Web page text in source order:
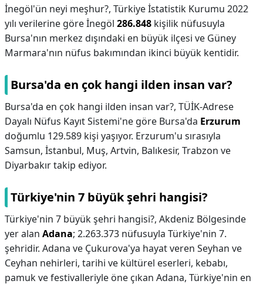
İnegöl'ün neyi meşhur?, Türkiye İstatistik Kurumu 2022
yılı verilerine göre İnegöl 286.848 kişilik nüfusuyla
Bursa'nın merkez dışındaki en büyük ilçesi ve Güney
Marmara'nın nüfus bakımından ikinci büyük kentidir.
Bursa'da en çok hangi ilden insan var?
Bursa'da en çok hangi ilden insan var?, TÜİK-Adrese
Dayalı Nüfus Kayıt Sistemi'ne göre Bursa'da Erzurum
doğumlu 129.589 kişi yaşıyor. Erzurum'u sırasıyla
Samsun, İstanbul, Muş, Artvin, Balıkesir, Trabzon ve
Diyarbakır takip ediyor.
Türkiye'nin 7 büyük şehri hangisi?
Türkiye'nin 7 büyük şehri hangisi?, Akdeniz Bölgesinde
yer alan Adana; 2.263.373 nüfusuyla Türkiye'nin 7.
şehridir. Adana ve Çukurova'ya hayat veren Seyhan ve
Ceyhan nehirleri, tarihi ve kültürel eserleri, kebabı,
pamuk ve festivalleriyle öne çıkan Adana, Türkiye'nin en